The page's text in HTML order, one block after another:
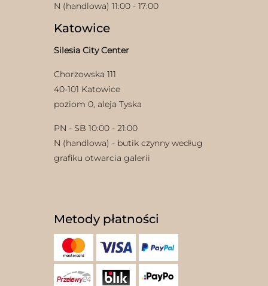
N (handlowa) 11:00 - 17:00
Katowice
Silesia City Center
Chorzowska 111
40-101 Katowice
poziom 0, aleja Tyska
PN - SB 10:00 - 21:00
N (handlowa) - butik czynny według
grafiku otwarcia galerii
Metody płatności